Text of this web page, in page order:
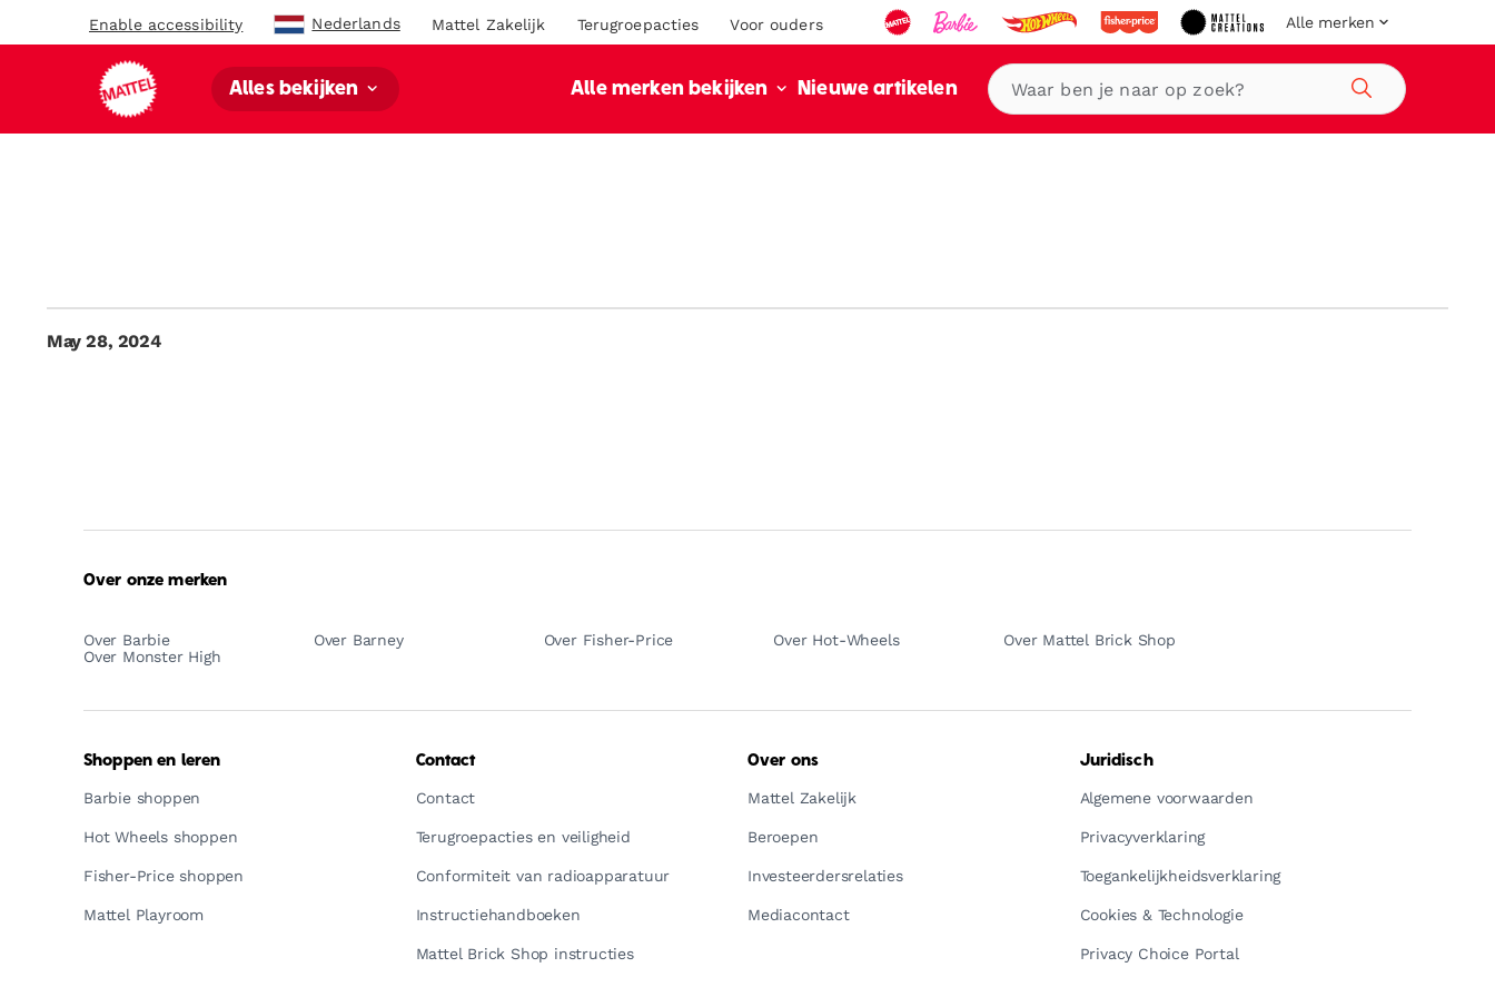
Enable accessibility Nederlands Mattel Zakelijk Terugroepacties Voor ouders Alle merken
Alles bekijken Alle merken bekijken Nieuwe artikelen
Zoeken
May 28, 2024
Over onze merken
Over Barbie Over Barney Over Fisher-Price Over Hot-Wheels
Over Mattel Brick Shop
Over Monster High
Shoppen en leren
Barbie shoppen
Hot Wheels shoppen
Fisher-Price shoppen
Mattel Playroom
Contact
Contact
Terugroepacties en veiligheid
Conformiteit van radioapparatuur
Instructiehandboeken
Mattel Brick Shop instructies
Over ons
Mattel Zakelijk
Beroepen
Investeerdersrelaties
Mediacontact
Juridisch
Algemene voorwaarden
Privacyverklaring
Toegankelijkheidsverklaring
Cookies & Technologie
Privacy Choice Portal